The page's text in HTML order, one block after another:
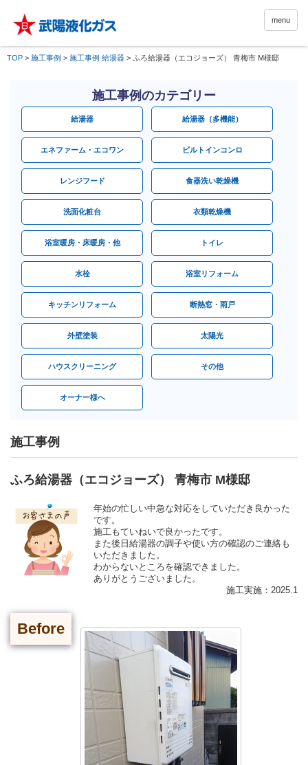
menu
TOP > 施工事例 > 施工事例 給湯器 > ふろ給湯器（エコジョーズ） 青梅市 M様邸
施工事例のカテゴリー
給湯器 給湯器（多機能）
エネファーム・エコワン ビルトインコンロ
レンジフード 食器洗い乾燥機
洗面化粧台 衣類乾燥機
浴室暖房・床暖房・他 トイレ
水栓 浴室リフォーム
キッチンリフォーム 断熱窓・雨戸
外壁塗装 太陽光
ハウスクリーニング その他
オーナー様へ
施工事例
ふろ給湯器（エコジョーズ） 青梅市 M様邸
年始の忙しい中急な対応をしていただき良かった
です。
施工もていねいで良かったです。
また後日給湯器の調子や使い方の確認のご連絡も
いただきました。
わからないところを確認できました。
ありがとうございました。
施工実施：2025.1
Before